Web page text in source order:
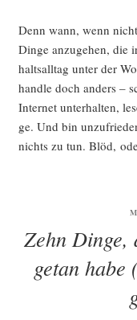
Denn wann, wenn
Din­ge anzu­ge­hen, die
halts­all­tag unter der
hand­le doch anders –
Inter­net unter­hal­ten,
ge. Und bin
nichts zu tun. Blöd,
Zehn Dinge,
getan habe